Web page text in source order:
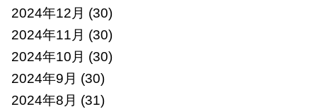
2024年12月 (30)
2024年11月 (30)
2024年10月 (30)
2024年9月 (30)
2024年8月 (31)